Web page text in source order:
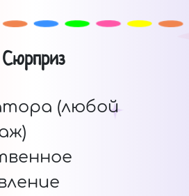
Сюрприз
(любой